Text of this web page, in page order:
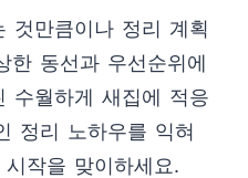
것만큼이나 정리 계획
한 동선과 우선순위에
수월하게 새집에 적응
정리 노하우를 익혀
작을 맞이하세요.